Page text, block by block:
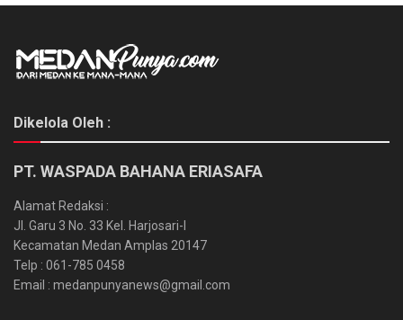
Dikelola Oleh :
PT. WASPADA BAHANA ERIASAFA
Alamat Redaksi :
Jl. Garu 3 No. 33 Kel. Harjosari-I
Kecamatan Medan Amplas 20147
Telp : 061-785 0458
Email : medanpunyanews@gmail.com